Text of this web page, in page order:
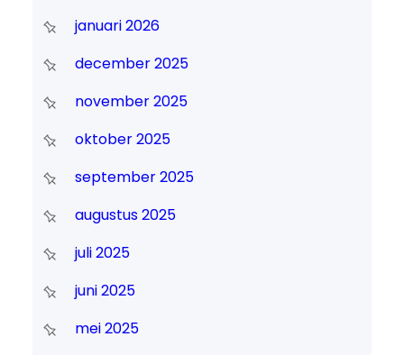
januari 2026
december 2025
november 2025
oktober 2025
september 2025
augustus 2025
juli 2025
juni 2025
mei 2025